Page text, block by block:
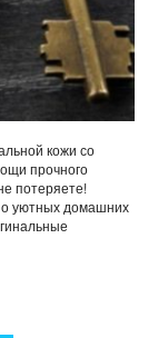
кожи со
прочного
потеряете!
о уютных домашних